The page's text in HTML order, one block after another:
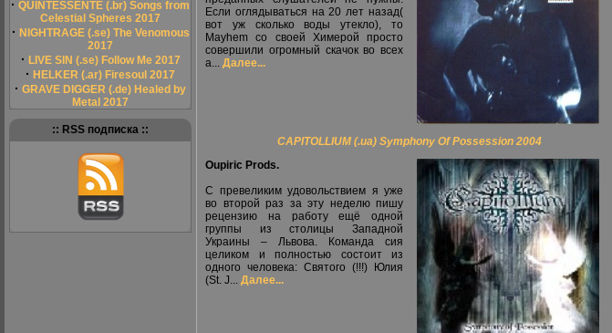
· QUINTESSENTE (.br) Songs from
Celestial Spheres 2017
· NIGHTRAGE (.se) The Venomous
2017
· LIVE SIN (.se) Follow Me 2017
· HELKER (.ar) Firesoul 2017
· GRAVE DIGGER (.de) Healed by
Metal 2017
:: RSS подписка ::
Если оглядываться на 20 лет назад(
вот уж сколько воды утекло), то
Mayhem со своей Химерой просто
совершили огромный скачок во всех
а... Далее...
CAPITOLLIUM (.ua) Symphony Of Possession 2004
Oupiric Prods.
С превеликим удовольствием я уже
во второй раз за эту неделю пишу
рецензию на работу ещё одной
группы из столицы Западной
Украины – Львова. Команда сия
целиком и полностью состоит из
одного человека: Святого (!!!) Юлия
(St. J... Далее...